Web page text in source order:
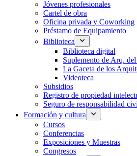
Jóvenes profesionales
Cartel de obra
Oficina privada y Coworking
Préstamo de Equipamiento
Biblioteca
Biblioteca digital
Suplemento de Arq.
La Gaceta de los
Videoteca
Subsidios
Registro de propiedad
Seguro de responsabilidad
Formación y cultura
Cursos
Conferencias
Exposiciones y Muestras
Congresos